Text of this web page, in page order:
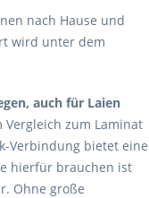
nach Hause und
wird unter dem
auch für Laien
Vergleich zum Laminat
Verbindung bietet eine
hierfür brauchen ist
Ohne große